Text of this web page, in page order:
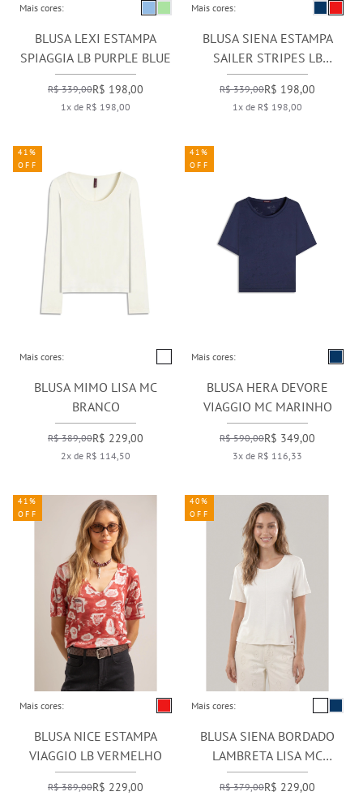
Mais cores:
BLUSA LEXI ESTAMPA
SPIAGGIA LB PURPLE BLUE
R$ 339,00R$ 198,00
1x de R$ 198,00
Mais cores:
BLUSA SIENA ESTAMPA
SAILER STRIPES LB
VERMELHO
R$ 339,00R$ 198,00
1x de R$ 198,00
Mais cores:
BLUSA MIMO LISA MC
BRANCO
R$ 389,00R$ 229,00
2x de R$ 114,50
41%
OFF
Mais cores:
BLUSA HERA DEVORE
VIAGGIO MC MARINHO
R$ 590,00R$ 349,00
3x de R$ 116,33
41%
OFF
Mais cores:
BLUSA NICE ESTAMPA
VIAGGIO LB VERMELHO
R$ 389,00R$ 229,00
41%
OFF
Mais cores:
BLUSA SIENA BORDADO
LAMBRETA LISA MC
BRANCO
R$ 379,00R$ 229,00
40%
OFF